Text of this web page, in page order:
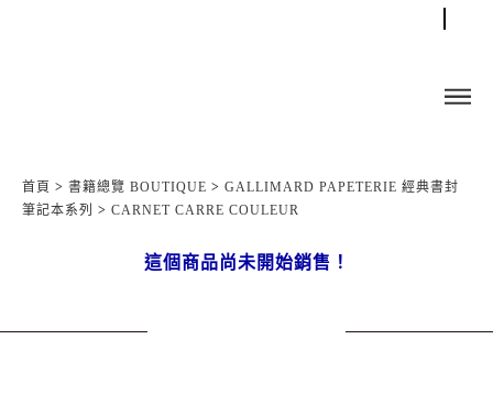
首頁 > 書籍總覽 BOUTIQUE > GALLIMARD PAPETERIE 經典書封
筆記本系列
> CARNET CARRE COULEUR
這個商品尚未開始銷售！